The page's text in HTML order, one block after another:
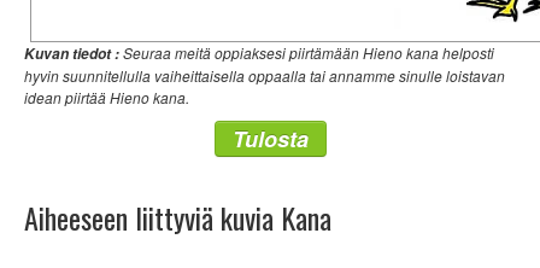
Kuvan tiedot :Seuraa meitä oppiaksesi piirtämään Hieno kana helposti
hyvin suunnitellulla vaiheittaisella oppaalla tai annamme sinulle loistavan
idean piirtää Hieno kana.
Tulosta
Aiheeseen liittyviä kuvia Kana